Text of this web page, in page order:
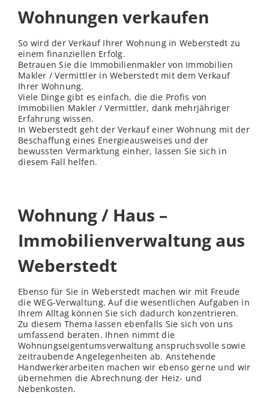
Wohnungen verkaufen
So wird der Verkauf Ihrer Wohnung in Weberstedt zu
einem finanziellen Erfolg.
Betrauen Sie die Immobilienmakler von Immobilien
Makler / Vermittler in Weberstedt mit dem Verkauf
Ihrer Wohnung.
Viele Dinge gibt es einfach, die die Profis von
Immobilien Makler / Vermittler, dank mehrjähriger
Erfahrung wissen.
In Weberstedt geht der Verkauf einer Wohnung mit der
Beschaffung eines Energieausweises und der
bewussten Vermarktung einher, lassen Sie sich in
diesem Fall helfen.
Wohnung / Haus –
Immobilienverwaltung aus
Weberstedt
Ebenso für Sie in Weberstedt machen wir mit Freude
die WEG-Verwaltung. Auf die wesentlichen Aufgaben in
Ihrem Alltag können Sie sich dadurch konzentrieren.
Zu diesem Thema lassen ebenfalls Sie sich von uns
umfassend beraten. Ihnen nimmt die
Wohnungseigentumsverwaltung anspruchsvolle sowie
zeitraubende Angelegenheiten ab. Anstehende
Handwerkerarbeiten machen wir ebenso gerne und wir
übernehmen die Abrechnung der Heiz- und
Nebenkosten.